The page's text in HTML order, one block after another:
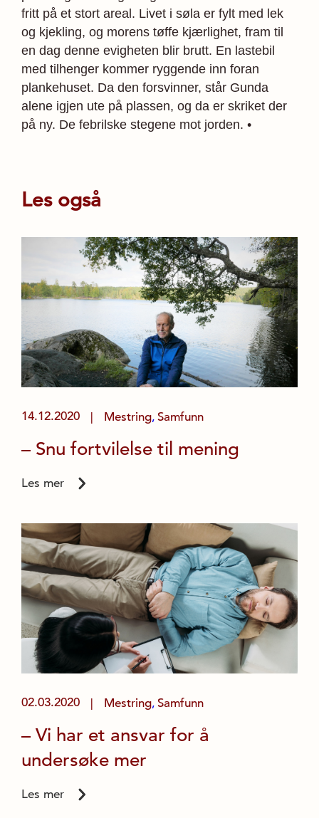
fritt på et stort areal. Livet i søla er fylt med lek
og kjekling, og morens tøffe kjærlighet, fram til
en dag denne evigheten blir brutt. En lastebil
med tilhenger kommer ryggende inn foran
plankehuset. Da den forsvinner, står Gunda
alene igjen ute på plassen, og da er skriket der
på ny. De febrilske stegene mot jorden. •
Les også
14.12.2020 Mestring, Samfunn
– Snu fortvilelse til mening
Les mer
02.03.2020 Mestring, Samfunn
– Vi har et ansvar for å
undersøke mer
Les mer